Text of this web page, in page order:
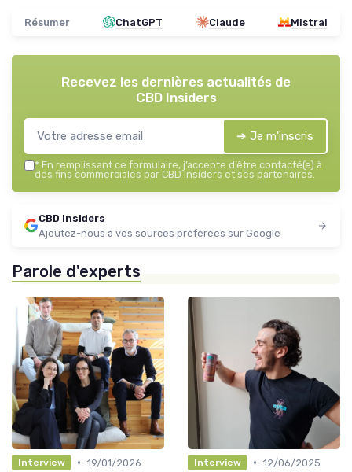
Résumer ChatGPT Claude Mistral
Recevez les dernières actualités de
CBD Insiders
➔ Je m'inscris
* En remplissant ce formulaire, j’accepte d’être contacté(e) à
des fins commerciales par CBD Insiders et ses partenaires.
CBD Insiders
Ajoutez-nous à vos sources préférées sur Google
Parole d'experts
Interview • 19/01/2026
Interview • 12/06/2025